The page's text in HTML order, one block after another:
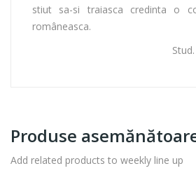
stiut sa-si traiasca credinta o
româneasca.
Produse
Add related products to weekly line up